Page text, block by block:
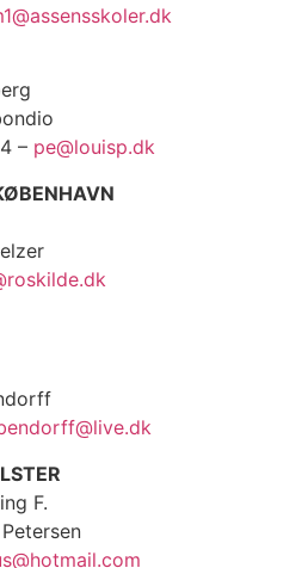
– pe@louisp.dk
F.